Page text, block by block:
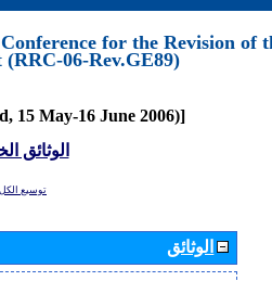
for the Revision of
06-Rev.GE89)]
[(Geneva, Switzerland, 15 May-16 June 2006)]
الوثائق
توسيع الكل
الوثائق